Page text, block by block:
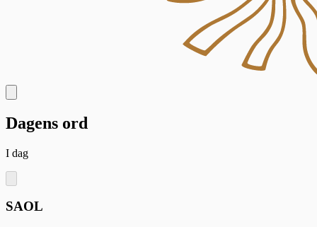
Dagens ord
I dag
SAOL